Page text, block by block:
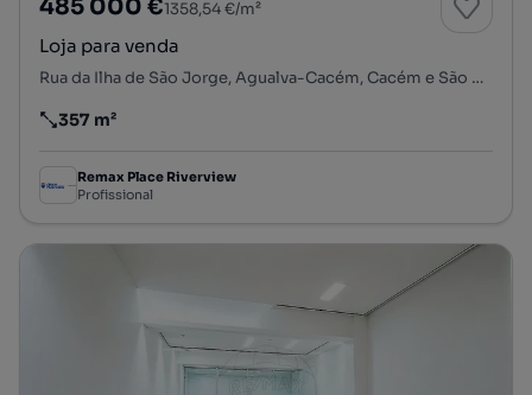
485 000 €1358,54 €/m²
Loja para venda
Rua da Ilha de São Jorge, Agualva-Cacém, Cacém e São Marcos, Sintra, Lisboa
Preço por metro quadrado
357 m²
Remax Place Riverview
Profissional